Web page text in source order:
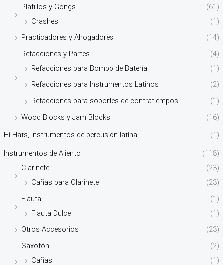
Platillos y Gongs
(61)
Crashes
(1)
Practicadores y Ahogadores
(14)
Refacciones y Partes
(4)
Refacciones para Bombo de Batería
(1)
Refacciones para Instrumentos Latinos
(2)
Refacciones para soportes de contratiempos
(1)
Wood Blocks y Jam Blocks
(16)
Hi Hats, Instrumentos de percusión latina (1)
Instrumentos de Aliento
(118)
Clarinete
(23)
Cañas para Clarinete
(23)
Flauta
(1)
Flauta Dulce
(1)
Otros Accesorios
(23)
Saxofón
(2)
Cañas
(1)